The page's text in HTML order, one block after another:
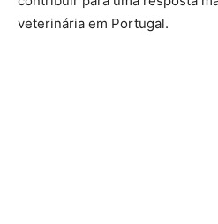
veterinária em Portugal.